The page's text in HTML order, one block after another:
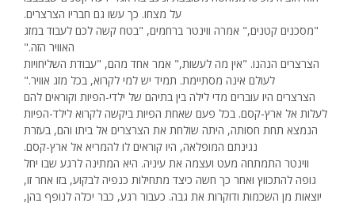
על מצחו. כך עשו גם חבריו הצרצרים.
"מסכנים קטנים," אמרה ווינטר ברחמים, "בטח קשה לכם לעבוד במזג
האוויר הזה."
הצרצרים הנהנו. "אין מה לעשות," אמר אחד מהם, "עבודת השליחויות
לעולם אינה מסתיימת. תמיד יש למי לקרוא, בכל מזג אוויר."
הצרצרים היו עוברים מדי לילה בין בתיהם של ילדי-הפיות וקוראים להם
לעלות אל ארץ-קסם. בכל פעם שאחת הפיות ביקשה לקרוא לילד-הפיות
הנמצא תחת חסותה, היתה שולחת את הצרצרים אל ביתו והם, בעזרת
נגינתם המופלאה, היו קוראים לו להמריא אל ארץ-קסם.
ווינטר התמתחה מעט ועצמה את עיניה. היא המתינה לרגע שבו יחל
גופה להתכווץ ואחר כך חשה כיצד מתחילות כנפיה לבקוע, בזו אחר זו,
יוצאות מן השכמות ודוקרות את גבה. כעבור רגע, כבר יכלה לנופף בהן,